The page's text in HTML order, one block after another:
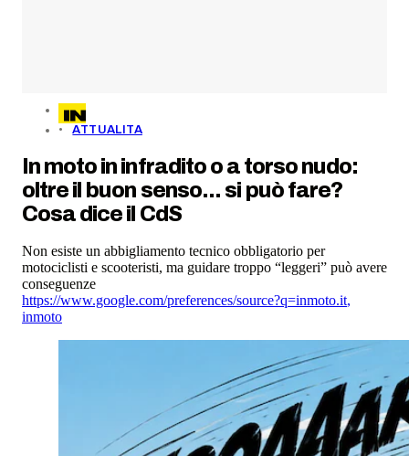
ATTUALITA
In moto in infradito o a torso nudo:
oltre il buon senso... si può fare?
Cosa dice il CdS
Non esiste un abbigliamento tecnico obbligatorio per
motociclisti e scooteristi, ma guidare troppo “leggeri” può avere
conseguenze
https://www.google.com/preferences/source?q=inmoto.it,
inmoto